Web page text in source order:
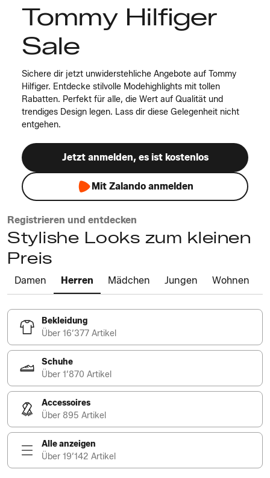
Tommy Hilfiger
Sale
Sichere dir jetzt unwiderstehliche Angebote auf Tommy
Hilfiger. Entdecke stilvolle Modehighlights mit tollen
Rabatten. Perfekt für alle, die Wert auf Qualität und
trendiges Design legen. Lass dir diese Gelegenheit nicht
entgehen.
Jetzt anmelden, es ist kostenlos
Mit Zalando anmelden
Registrieren und entdecken
Stylishe Looks zum kleinen
Preis
Damen Herren Mädchen Jungen Wohnen
Bekleidung
Über 16’377 Artikel
Schuhe
Über 1’870 Artikel
Accessoires
Über 895 Artikel
Alle anzeigen
Über 19’142 Artikel